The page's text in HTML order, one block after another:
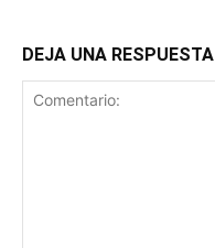
DEJA UNA RESPUESTA